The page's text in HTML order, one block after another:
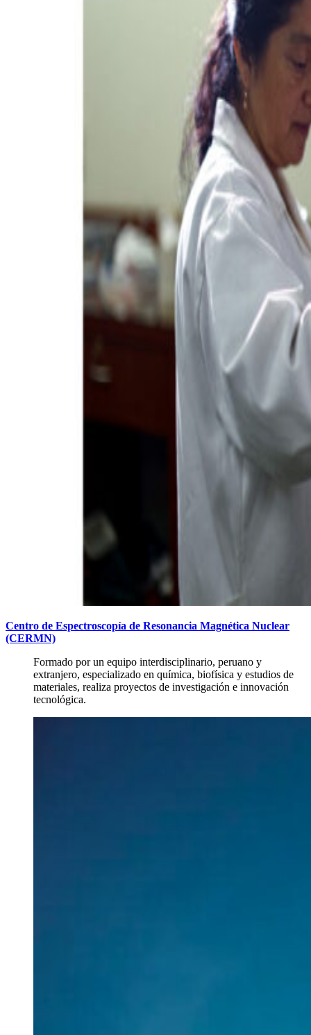
Centro de Espectroscopía de Resonancia Magnética Nuclear
(CERMN)
Formado por un equipo interdisciplinario, peruano y
extranjero, especializado en química, biofísica y estudios de
materiales, realiza proyectos de investigación e innovación
tecnológica.